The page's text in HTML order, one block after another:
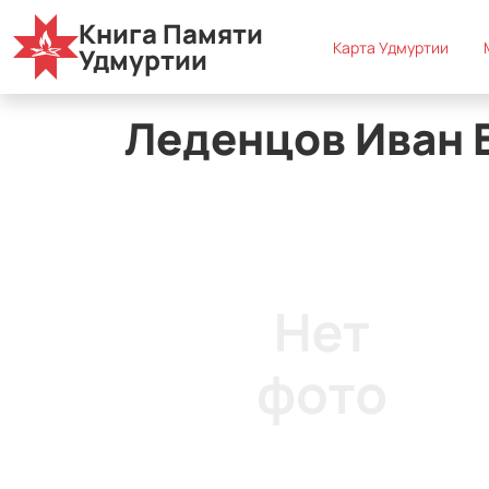
Книга Памяти
Удмуртии Карта Удмуртии
Карта Удмуртии Муниципальные округа
Леденцов Иван